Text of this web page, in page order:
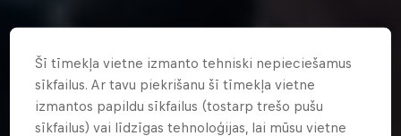
Šī tīmekļa vietne izmanto tehniski nepieciešamus
sīkfailus. Ar tavu piekrišanu šī tīmekļa vietne
izmantos papildu sīkfailus (tostarp trešo pušu
sīkfailus) vai līdzīgas tehnoloģijas, lai mūsu vietne